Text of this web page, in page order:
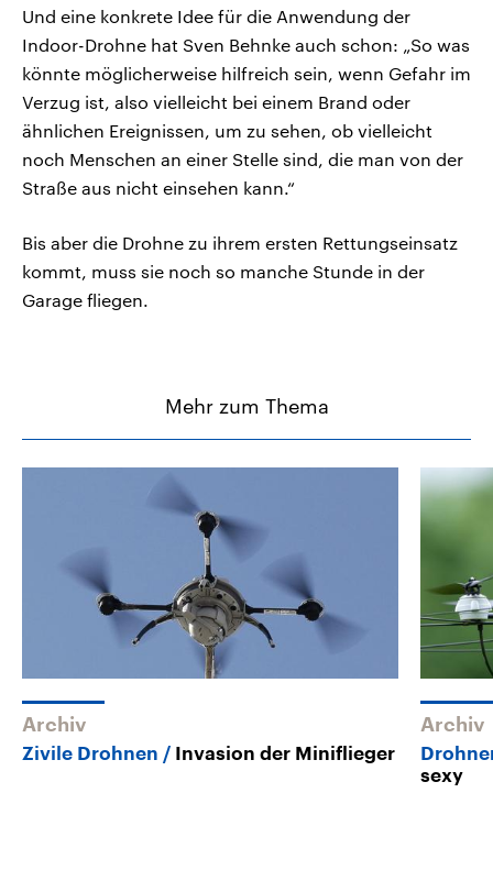
Und eine konkrete Idee für die Anwendung der
Indoor-Drohne hat Sven Behnke auch schon: „So was
könnte möglicherweise hilfreich sein, wenn Gefahr im
Verzug ist, also vielleicht bei einem Brand oder
ähnlichen Ereignissen, um zu sehen, ob vielleicht
noch Menschen an einer Stelle sind, die man von der
Straße aus nicht einsehen kann.“
Bis aber die Drohne zu ihrem ersten Rettungseinsatz
kommt, muss sie noch so manche Stunde in der
Garage fliegen.
Mehr zum Thema
Archiv
Zivile Drohnen Invasion der Miniflieger
Archiv
sexy